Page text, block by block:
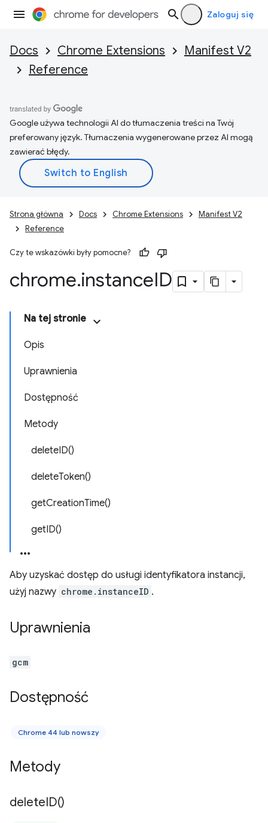
Zaloguj się
Docs Chrome Extensions
Manifest V2
Reference
Google używa technologii AI do tłumaczenia treści na Twój
preferowany język. Tłumaczenia wygenerowane przez AI mogą
zawierać błędy.
Strona główna Docs Chrome Extensions
Manifest V2
Reference
Czy te wskazówki były pomocne?
chrome.instanceID
Na tej stronie
Opis
Uprawnienia
Dostępność
Metody
deleteID()
deleteToken()
getCreationTime()
getID()
Aby uzyskać dostęp do usługi identyfikatora instancji,
użyj nazwy chrome.instanceID .
Uprawnienia
gcm
Dostępność
Chrome 44 lub nowszy
Metody
deleteID()